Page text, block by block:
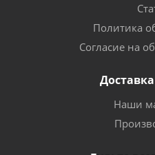
Политика
Согласие на
Наши